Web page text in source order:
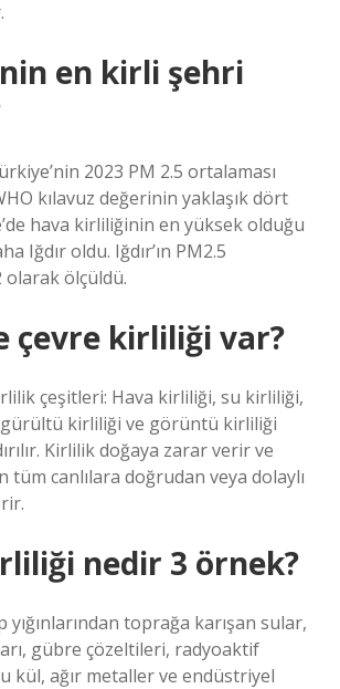
en kirli şehri
2023 PM 2.5 ortalaması
kılavuz değerinin yaklaşık dört
hava kirliliğinin en yüksek olduğu
Iğdır oldu. Iğdır’ın PM2.5
olarak ölçüldü.
çevre kirliliği var?
çeşitleri: Hava kirliliği, su kirliliği,
kirliliği ve görüntü kirliliği
Kirlilik doğaya zarar verir ve
tüm canlılara doğrudan veya dolaylı
nedir 3 örnek?
yığınlarından toprağa karışan sular,
gübre çözeltileri, radyoaktif
kül, ağır metaller ve endüstriyel